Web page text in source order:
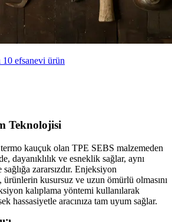
10 efsanevi ürün
Teknolojisi
kauçuk olan TPE SEBS malzemeden
dayanıklılık ve esneklik sağlar, aynı
zararsızdır. Enjeksiyon
kusursuz ve uzun ömürlü olmasını
kalıplama yöntemi kullanılarak
hassasiyetle aracınıza tam uyum sağlar.